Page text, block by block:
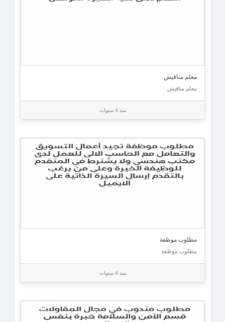
معلم مناقيش
معلم مناقيش
منذ 4 سنوات
مطلوب موظفة
مطلوب موظفة
منذ 4 سنوات